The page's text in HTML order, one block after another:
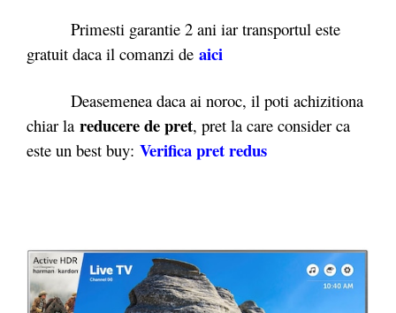
Primesti garantie 2 ani iar transportul este
gratuit daca il comanzi de aici
Deasemenea daca ai noroc, il poti achizitiona
chiar la reducere de pret, pret la care consider ca
este un best buy: Verifica pret redus